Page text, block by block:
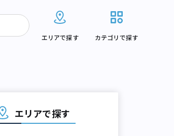
エリアで探す カテゴリで探す
エリアで探す